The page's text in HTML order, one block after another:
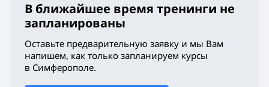
В ближайшее время тренинги не
запланированы
Оставьте предварительную заявку и мы Вам
напишем, как только запланируем курсы
в Симферополе.